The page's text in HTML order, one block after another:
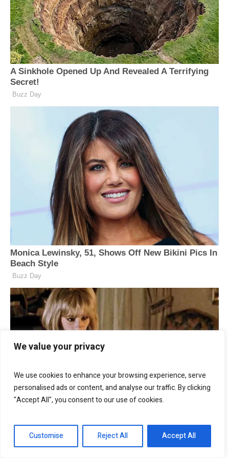
We value your privacy
We use cookies to enhance your browsing experience, serve
personalised ads or content, and analyse our traffic. By clicking
"Accept All", you consent to our use of cookies.
Customise Reject All Accept All